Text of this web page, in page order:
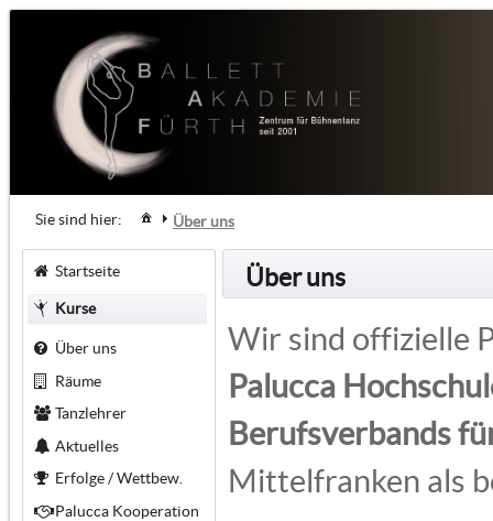
Sie sind hier: Über uns
Startseite
Kurse
Über uns
Räume
Tanzlehrer
Aktuelles
Erfolge / Wettbew.
Palucca Kooperation
Über uns
Wir sind offizielle
Palucca
Berufsverbands
Mittelfranken als